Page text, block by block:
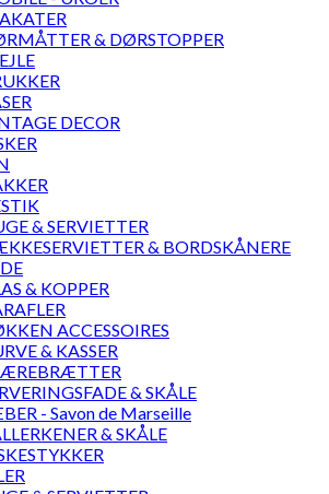
& DØRSTOPPER
DECOR
& SERVIETTER
& BORDSKÅNERE
& KOPPER
ACCESSOIRES
& KASSER
& SKÅLE
- Savon de Marseille
& SKÅLE